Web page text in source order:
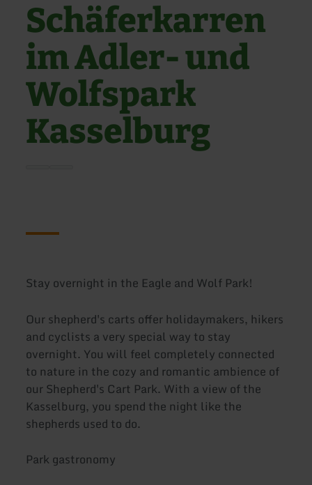
Schäferkarren
im Adler- und
Wolfspark
Kasselburg
Stay overnight in the Eagle and Wolf Park!
Our shepherd's carts offer holidaymakers, hikers
and cyclists a very special way to stay
overnight. You will feel completely connected
to nature in the cozy and romantic ambience of
our Shepherd's Cart Park. With a view of the
Kasselburg, you spend the night like the
shepherds used to do.
Park gastronomy